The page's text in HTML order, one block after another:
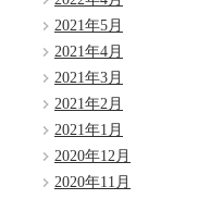
2021年5月
2021年4月
2021年3月
2021年2月
2021年1月
2020年12月
2020年11月